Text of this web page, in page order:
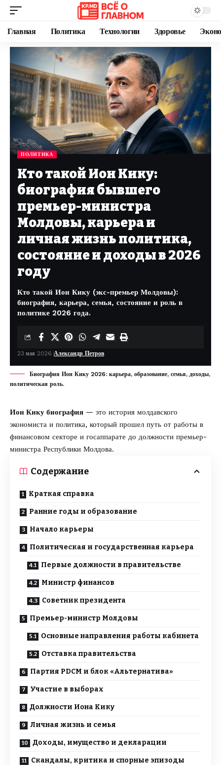
Главная Политика Технологии Здоровье
ПОЛИТИКА
Кто такой Ион Кику:
биография бывшего
премьер-министра
Молдовы, карьера и
личная жизнь политика,
состояние и доходы в 2026
году
Кто такой Ион Кику (экс-премьер Молдовы):
биография, карьера, семья, состояние и роль в
политике 2026 года.
23 мая 2026 Александр Петров
Биография Ион Кику 2026: карьера, образование, семья, доходы,
политическая роль.
Ион Кику биография — это история молдавского
экономиста и политика, который прошел путь от работы в
финансовом секторе и госаппарате до должности премьер-
министра Республики Молдова.
Содержание
Краткая справка
Ранние годы и образование
Начало карьеры
Политическая и государственная карьера
Первые должности в правительстве
Министр финансов
Советник президента
Премьер-министр Молдовы
Основные направления работы кабинета
Отставка правительства
Партия PDCM и блок «Альтернатива»
Участие в выборах
Должности Иона Кику
Личная жизнь и семья
Доходы, имущество и декларации
Скандалы, критика и спорные эпизоды